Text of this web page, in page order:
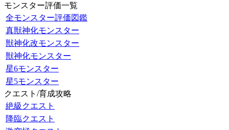
モンスター評価一覧
全モンスター評価図鑑
真獣神化モンスター
獣神化改モンスター
獣神化モンスター
星6モンスター
星5モンスター
クエスト/育成攻略
絶級クエスト
降臨クエスト